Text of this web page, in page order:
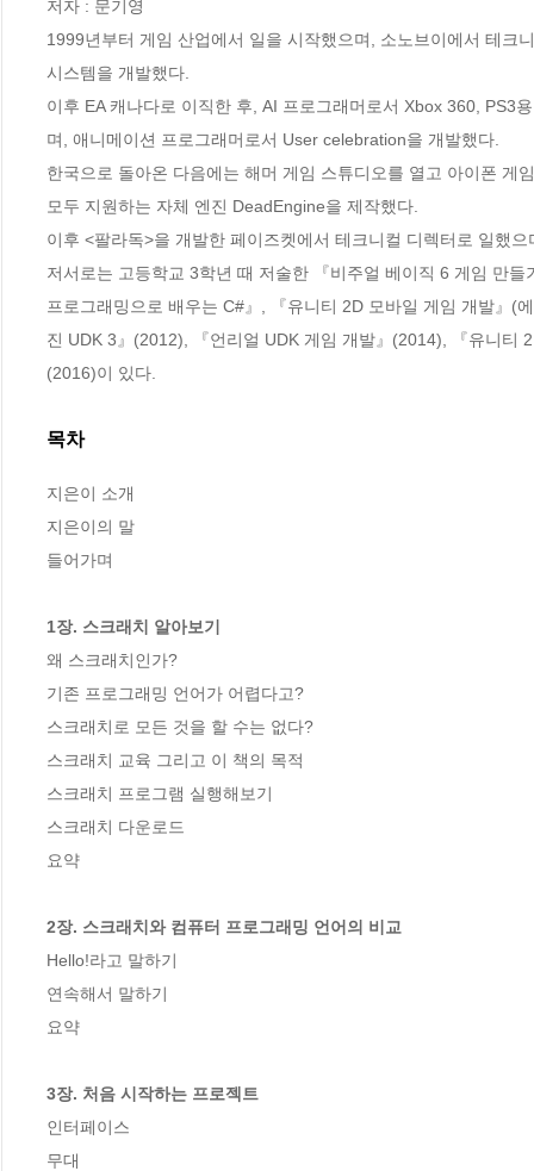
저자 : 문기영
1999년부터 게임 산업에서 일을 시작했으며, 소노브이에서 테크
시스템을 개발했다.
이후 EA 캐나다로 이직한 후, AI 프로그래머로서 Xbox 360, PS3
며, 애니메이션 프로그래머로서 User celebration을 개발했다.
한국으로 돌아온 다음에는 해머 게임 스튜디오를 열고 아이폰
모두 지원하는 자체 엔진 DeadEngine을 제작했다.
이후 <팔라독>을 개발한 페이즈켓에서 테크니컬 디렉터로 일했
저서로는 고등학교 3학년 때 저술한 『비주얼 베이직 6 게임 만
프로그래밍으로 배우는 C#』, 『유니티 2D 모바일 게임 개발』(
진 UDK 3』(2012), 『언리얼 UDK 게임 개발』(2014), 『유니티
(2016)이 있다.
목차
지은이 소개
지은이의 말
들어가며
1장. 스크래치 알아보기
왜 스크래치인가?
기존 프로그래밍 언어가 어렵다고?
스크래치로 모든 것을 할 수는 없다?
스크래치 교육 그리고 이 책의 목적
스크래치 프로그램 실행해보기
스크래치 다운로드
요약
2장. 스크래치와 컴퓨터 프로그래밍 언어의 비교
Hello!라고 말하기
연속해서 말하기
요약
3장. 처음 시작하는 프로젝트
인터페이스
무대